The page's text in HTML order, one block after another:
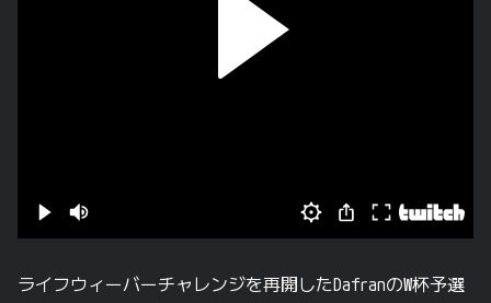
ライフウィーバーチャレンジを再開したDafranのW杯予選